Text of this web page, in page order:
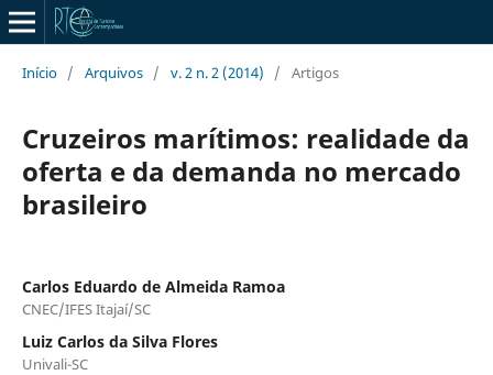
Início / Arquivos / v. 2 n. 2 (2014) / Artigos
Cruzeiros marítimos: realidade da
oferta e da demanda no mercado
brasileiro
Carlos Eduardo de Almeida Ramoa
CNEC/IFES Itajaí/SC
Luiz Carlos da Silva Flores
Univali-SC